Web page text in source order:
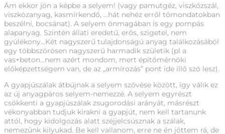
Ám ekkor jön a képbe a selyem! (vagy pamutgéz, viszkózszál,
viszkózanyag, kasmírkendő, …hát nehéz erről tőmondatokban
beszélni, bocsánat). A selyem önmagában is egy pompás
alapanyag. Szintén állati eredetű, erős, szigetel, nem
gyúlékony…Két nagyszerű tulajdonságú anyag találkozásából
egy többszörösen nagyszerű harmadik születik (pl a
vas+beton…nem azért mondom, mert építőmérnöki
előképzettségem van, de az „armírozás” pont ide illő szó lesz).
A gyapjúszálak átbújnak a selyem szövése között, így válik ez
az új anyagpáros selyem-nemezzé. A selyem egyrészt
csökkenti a gyapjúszálak zsugorodási arányát, másrészt
vékonyabban tudjuk kirakni a gyapjút, nem kell tartanunk
attól, hogy kidolgozás alatt széjjelcsúsznak a szálak,
nemezünk kilyukad. Be kell vallanom, erre ne én jöttem rá, de